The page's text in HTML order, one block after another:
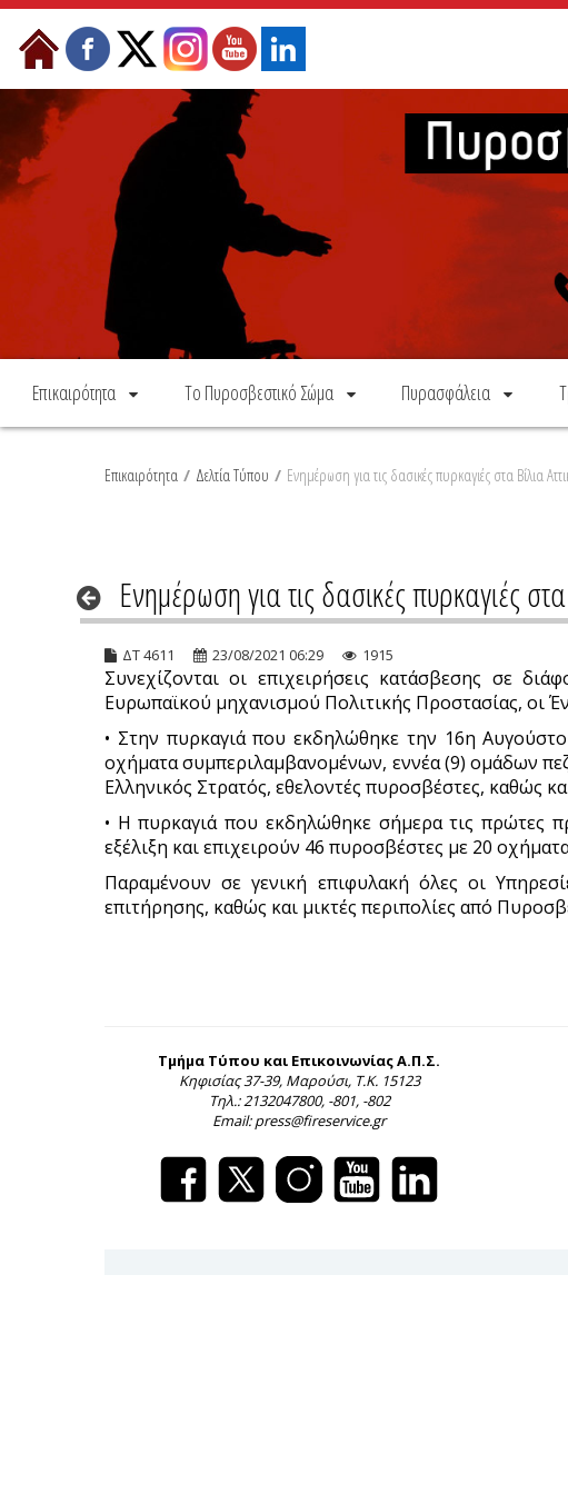
Skip to Content
Επικαιρότητα Το Πυροσβεστικό Σώμα Πυρασφάλεια
Επικαιρότητα / Δελτία Τύπου / Ενημέρωση για τις δασικές πυρκαγιές στα Βίλια
Ενημέρωση για τις δασικές πυρκαγιές
ΔΤ 4611 23/08/2021 06:29 1915
Συνεχίζονται οι επιχειρήσεις κατάσβεσης σε
Ευρωπαϊκού μηχανισμού Πολιτικής Προστασίας, οι
• Στην πυρκαγιά που εκδηλώθηκε την 16η
οχήματα συμπεριλαμβανομένων, εννέα (9) ομάδων
Ελληνικός Στρατός, εθελοντές πυροσβέστες, καθώς
• Η πυρκαγιά που εκδηλώθηκε σήμερα τις πρώτες
εξέλιξη και επιχειρούν 46 πυροσβέστες με 20
Παραμένουν σε γενική επιφυλακή όλες οι
επιτήρησης, καθώς και μικτές περιπολίες από
Τμήμα Τύπου και Επικοινωνίας Α.Π.Σ.
Κηφισίας 37-39, Μαρούσι, Τ.Κ. 15123
Τηλ.: 2132047800, -801, -802
Email: press@fireservice.gr